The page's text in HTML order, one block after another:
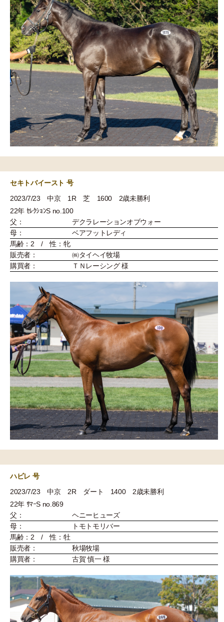
セキトバイースト 号
2023/7/23 中京 1R 芝 1600 2歳未勝利
22年 ｾﾚｸｼｮﾝS no.100
父：
デクラレーションオブウォー
母：
ベアフットレディ
馬齢：2 / 性：牝
販売者：
㈱タイヘイ牧場
購買者：
ＴＮレーシング 様
ハビレ 号
2023/7/23 中京 2R ダート 1400 2歳未勝利
22年 ｻﾏｰS no.869
父：
ヘニーヒューズ
母：
トモトモリバー
馬齢：2 / 性：牡
販売者：
秋場牧場
購買者：
古賀 慎一 様